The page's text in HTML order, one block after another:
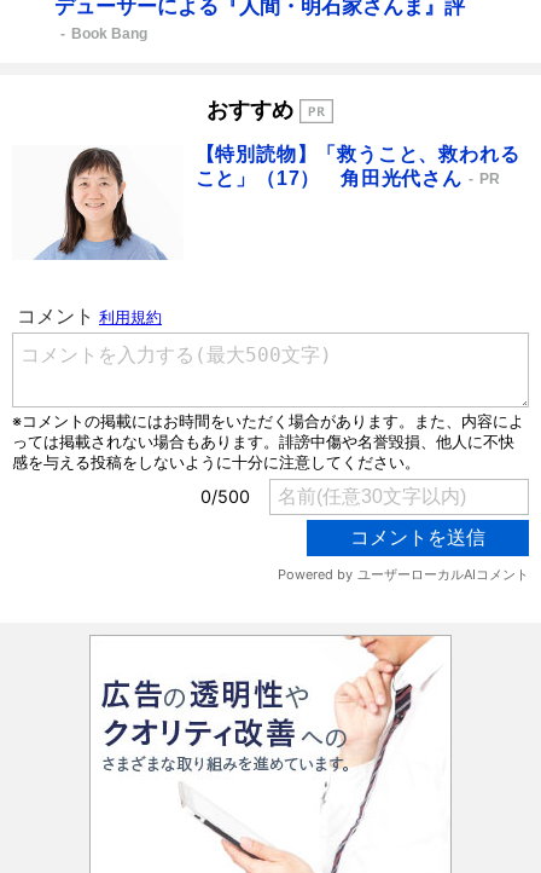
デューサーによる『人間・明石家さんま』評
Book Bang
おすすめ
【特別読物】「救うこと、救われる
こと」（17） 角田光代さん
PR